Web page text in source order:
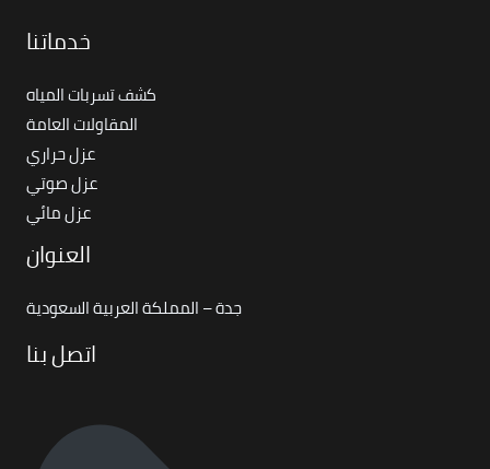
خدماتنا
كشف تسربات المياه
المقاولات العامة
عزل حراري
عزل صوتي
عزل مائي
العنوان
جدة – المملكة العربية السعودية
اتصل بنا